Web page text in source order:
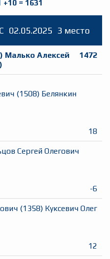
+10= 1631
C 02.05.2025 3 место
) Малько Алексей
)
1472
(1508) Белянкин
18
Сергей Олегович
-6
(1358) Куксевич Олег
12